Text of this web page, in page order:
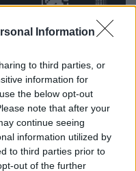
Information
to third parties, or
information for
the below opt-out
note that after your
continue seeing
information utilized by
to third parties prior to
out of the further